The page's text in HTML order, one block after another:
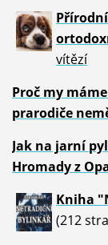
vítězí
Proč my
prarodiče
Jak na jarní
Hromady z
Kniha
(212